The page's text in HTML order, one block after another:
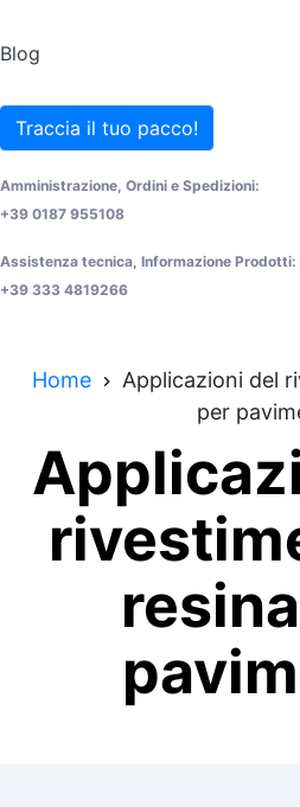
Blog
Traccia il tuo pacco!
Amministrazione, Ordini e Spedizioni:
+39 0187 955108
Assistenza tecnica, Informazione Prodotti:
+39 333 4819266
Home
Applicazioni del
per